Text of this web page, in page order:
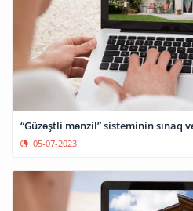
“Güzəştli mənzil” sisteminin sınaq
05-07-2023